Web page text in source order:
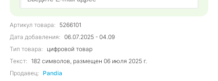
Артикул товара:
5266101
Дата добавления: 06.07.2025 - 04.09
Тип товара:
цифровой товар
Текст:
182 символов, размещен 06 июля 2025 г.
Продавец:
Pandia